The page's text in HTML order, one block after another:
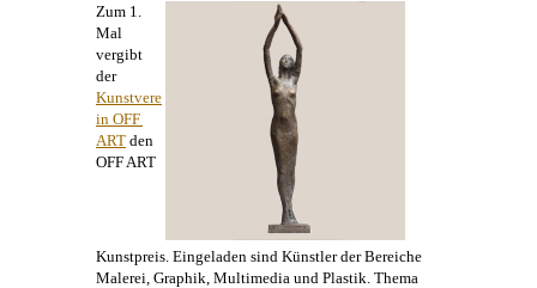
Zum 1.
Mal
vergibt
der
Kunstvere
in OFF
ART den
OFF ART
Kunstpreis. Eingeladen sind Künstler der Bereiche
Malerei , Graphik, Multimedia und Plastik. Thema